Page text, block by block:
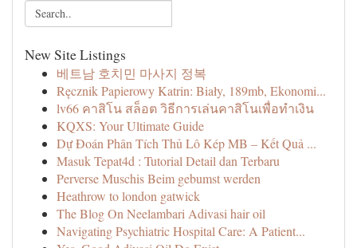
New Site Listings
베트남 호치민 마사지 정복
Ręcznik Papierowy Katrin: Biały, 189mb, Ekonomi...
lv66 คาสิโน สล็อต วิธีการเล่นคาสิโนเพื่อทำเงิน
KQXS: Your Ultimate Guide
Dự Đoán Phân Tích Thủ Lô Kép MB – Kết Quả ...
Masuk Tepat4d : Tutorial Detail dan Terbaru
Perverse Muschis Beim gebumst werden
Heathrow to london gatwick
The Blog On Neelambari Adivasi hair oil
Navigating Psychiatric Hospital Care: A Patient...